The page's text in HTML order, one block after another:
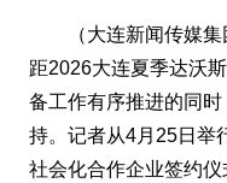
（大连新闻传媒
距2026大连夏季达沃
备工作有序推进的同
持。记者从4月25日举
社会化合作企业签约